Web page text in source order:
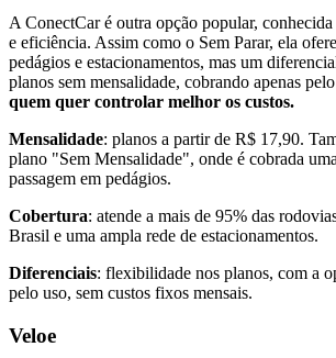
A ConectCar é outra opção popular,
e eficiência. Assim como o Sem Parar, ela
pedágios e estacionamentos, mas um
planos sem mensalidade, cobrando apenas
quem quer controlar melhor os custos.
Mensalidade: planos a partir de R$ 17,90.
plano "Sem Mensalidade", onde é cobrada
passagem em pedágios.
Cobertura: atende a mais de 95% das
Brasil e uma ampla rede de estacionamentos.
Diferenciais: flexibilidade nos planos, com a
pelo uso, sem custos fixos mensais.
Veloe